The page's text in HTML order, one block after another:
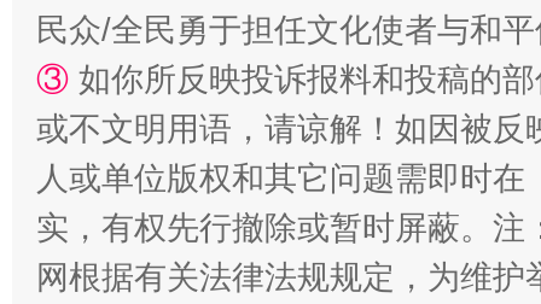
招工难、用工荒背后
民众/全民勇于担任文化使者与和
③ 如你所反映投诉报料和投稿的
或不文明用语，请谅解！如因被
人或单位版权和其它问题需即时在
实，有权先行撤除或暂时屏蔽。
网根据有关法律法规规定，为维